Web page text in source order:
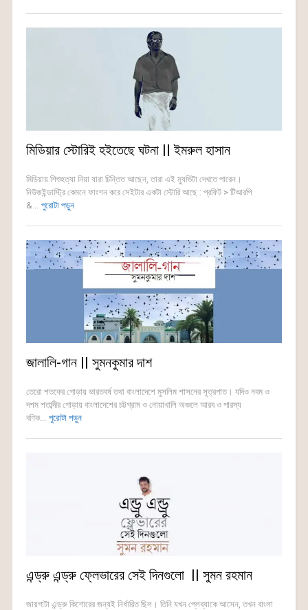
মিডিয়ার স্টোরিই হইতেছে ঘটনা || ইমরুল হাসান
মিডিয়ায় শিশুহত্যা নিয়া যারা চিন্তিত আছেন, তারা এই ম্যুভিটা দেখতে পারেন।
নিউজইন্ডাস্ট্রি কেমনে ফাংশন করে সেইটার একটা স্টোরি আছে : প্রফিট > টিআরপি
&... পুরোটা পড়ুন
জালালি-গান || সুমনকুমার দাশ
তেরো শতকের গোড়ায় ভারতবর্ষ তথা বাংলাদেশে মুসলিম শাসনের সূত্রপাত। যদিও নবম ও
দশম শতাব্দীর গোড়ায় বাংলাদেশের চট্টগ্রাম ও নোয়াখালি অঞ্চলে আরব ও পারস্য
বণিক... পুরোটা পড়ুন
এন্ড্রু এন্ড্রু ফ্লেভারের সেই দিনগুলো || সুমন রহমান
জায়গাটা এন্ড্রু কিশোরের জন্যই নির্ধারিত ছিল। তিনি যখন প্লেব্যাকে আসেন, তখন বাংলা